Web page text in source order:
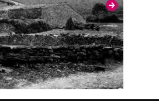
las imágenes